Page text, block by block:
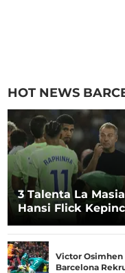
HOT NEWS
3 Talenta La
Hansi Flick
Victor Osimhen
Barcelona